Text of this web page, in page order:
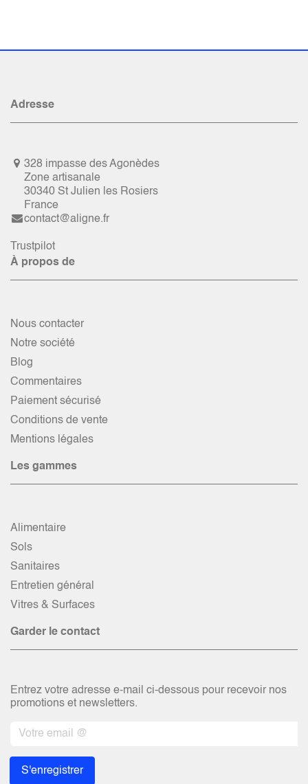
Adresse
328 impasse des Agonèdes
Zone artisanale
30340 St Julien les Rosiers
France
contact@aligne.fr
Trustpilot
À propos de
Nous contacter
Notre société
Blog
Commentaires
Paiement sécurisé
Conditions de vente
Mentions légales
Les gammes
Alimentaire
Sols
Sanitaires
Entretien général
Vitres & Surfaces
Garder le contact
Entrez votre adresse e-mail ci-dessous pour recevoir nos
promotions et newsletters.
S'enregistrer